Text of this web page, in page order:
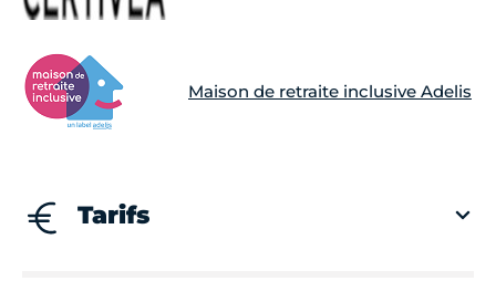
Maison de retraite inclusive Adelis
Tarifs